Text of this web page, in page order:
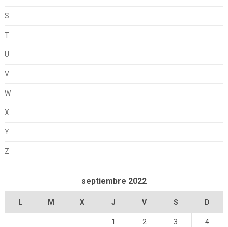
S
T
U
V
W
X
Y
Z
septiembre 2022
L M X J V S D
1 2 3 4